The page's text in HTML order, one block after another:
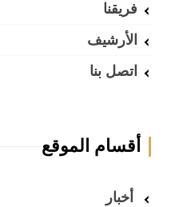
فريقنا
الأرشيف
اتصل بنا
أقسام الموقع
أخبار